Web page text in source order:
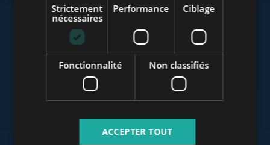
www.mybudapesthome.com
www.budapestluxuryapartments.hu
www.budapestoffices.net
ARABIC
Strictement
nécessaires
Performance Ciblage
Fonctionnalité Non classifiés
ACCEPTER TOUT